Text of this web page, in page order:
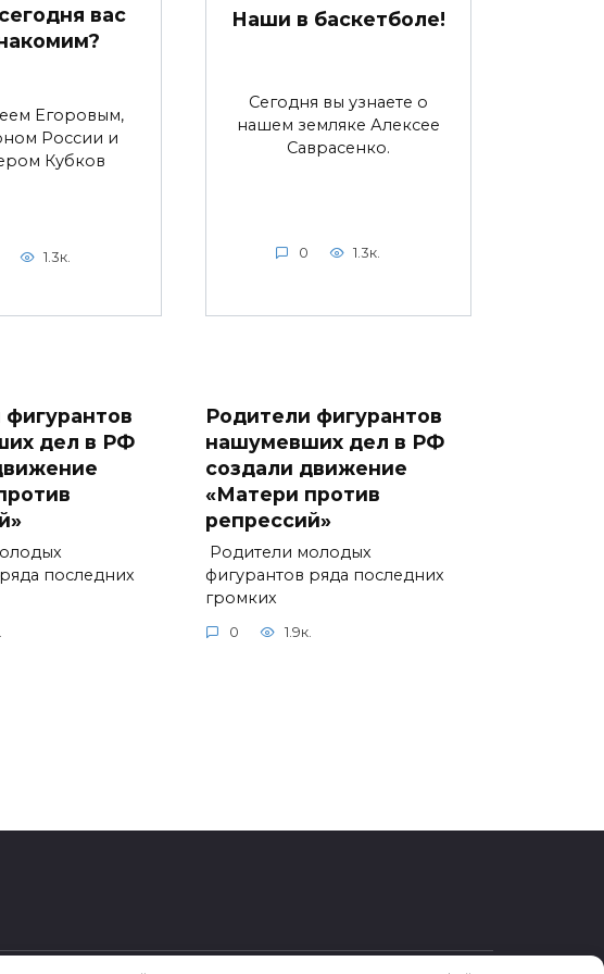
вас
Егоровым,
России и
Кубков
1.3к.
Наши в баскетболе!
Сегодня вы узнаете о
нашем земляке Алексее
Саврасенко.
0 1.3к.
дел в РФ
последних
Родители фигурантов
нашумевших дел в РФ
создали движение
«Матери против
репрессий»
Родители молодых
фигурантов ряда последних
громких
0 1.9к.